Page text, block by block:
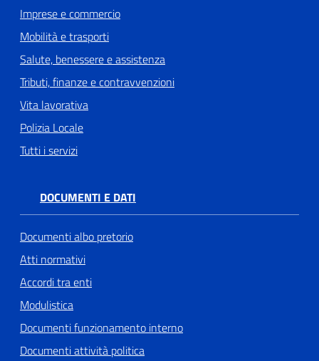
Imprese e commercio
Mobilità e trasporti
Salute, benessere e assistenza
Tributi, finanze e contravvenzioni
Vita lavorativa
Polizia Locale
Tutti i servizi
DOCUMENTI E DATI
Documenti albo pretorio
Atti normativi
Accordi tra enti
Modulistica
Documenti funzionamento interno
Documenti attività politica